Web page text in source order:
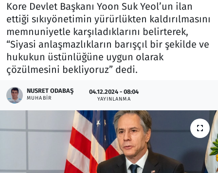
Kore Devlet Başkanı Yoon Suk Yeol’un ilan
ettiği sıkıyönetimin yürürlükten kaldırılmasını
memnuniyetle karşıladıklarını belirterek,
“Siyasi anlaşmazlıkların barışçıl bir şekilde ve
hukukun üstünlüğüne uygun olarak
çözülmesini bekliyoruz” dedi.
NUSRET ODABAŞ
MUHABIR
04.12.2024 - 08:04
YAYINLANMA
Memur ve Kamu
Otomobil
Oyun
Resmi İlanlar
Rüya Tabirleri